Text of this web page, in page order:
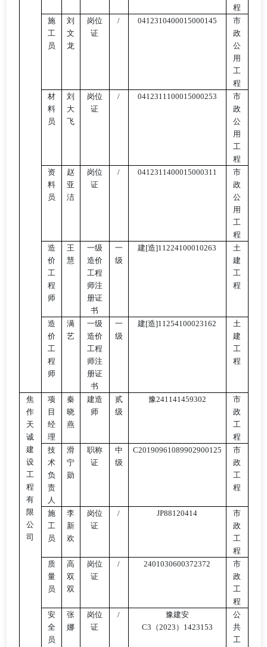
程
施
工
员
刘
文
龙
岗位
证
/ 0412310400015000145
市
政
公
用
工
程
材
料
员
刘
大
飞
岗位
证
/ 0412311100015000253
市
政
公
用
工
程
资
料
员
赵
亚
洁
岗位
证
/ 0412311400015000311
市
政
公
用
工
程
造
价
工
程
师
王
慧
一级
造价
工程
师注
册证
书
一
级
建[造]11224100010263
土
建
工
程
造
价
工
程
师
满
艺
一级
造价
工程
师注
册证
书
一
级
建[造]11254100023162
土
建
工
程
焦
作
天
诚
建
设
工
程
有
限
公
司
项
目
经
理
秦
晓
燕
建造
师
贰
级
豫241141459302
市
政
工
程
技
术
负
责
人
滑
宁
勋
职称
证
中
级
C20190961089902900125
市
政
工
程
施
工
员
李
新
欢
岗位
证
/ JP88120414
市
政
工
程
质
量
员
高
双
双
岗位
证
/ 2401030600372372
市
政
工
程
安
全
员
张
娜
岗位
证
/
豫建安
C3（2023）1423153
公
共
工